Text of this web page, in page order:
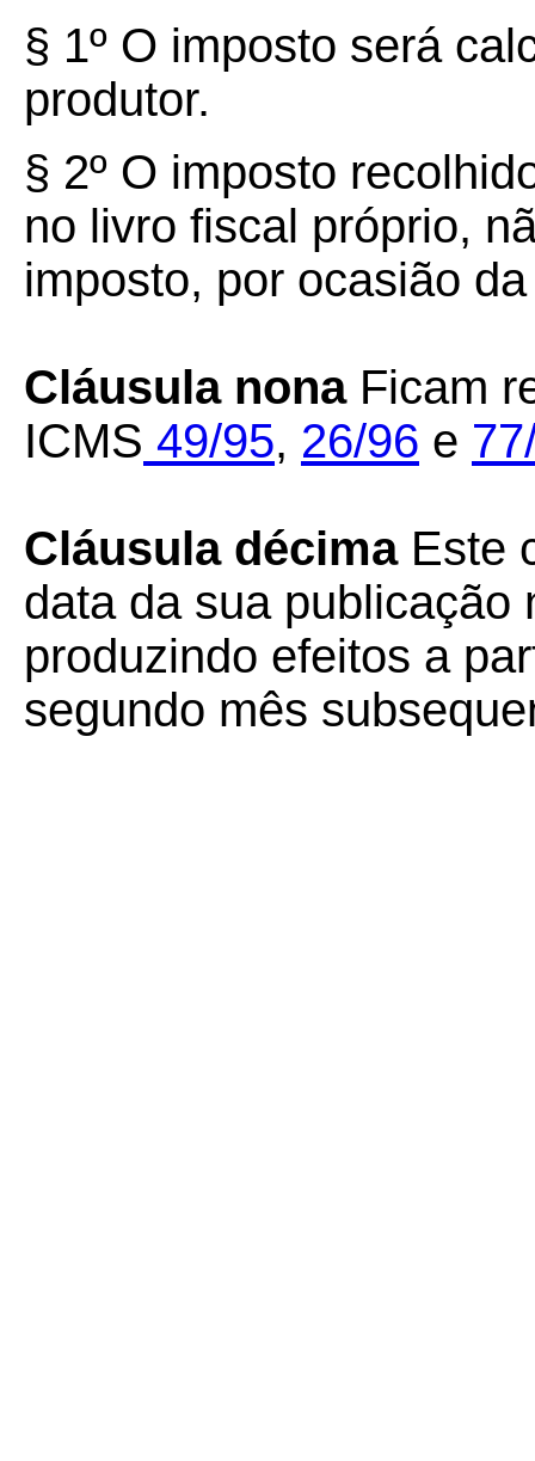
§ 1º O imposto será
produtor.
§ 2º O imposto
no livro fiscal próprio,
imposto, por ocasião
Cláusula nona Ficam
ICMS 49/95, 26/96 e
Cláusula décimaEste
data da sua publicação
produzindo efeitos a
segundo mês